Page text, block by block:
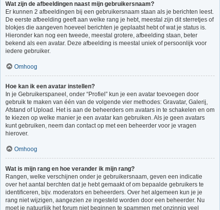
Wat zijn de afbeeldingen naast mijn gebruikersnaam?
Er kunnen 2 afbeeldingen bij een gebruikersnaam staan als je berichten leest.
De eerste afbeelding geeft aan welke rang je hebt, meestal zijn dit sterretjes of
blokjes die aangeven hoeveel berichten je geplaatst hebt of wat je status is.
Hieronder kan nog een tweede, meestal grotere, afbeelding staan, beter
bekend als een avatar. Deze afbeelding is meestal uniek of persoonlijk voor
iedere gebruiker.
Omhoog
Hoe kan ik een avatar instellen?
In je Gebruikerspaneel, onder “Profiel” kun je een avatar toevoegen door
gebruik te maken van één van de volgende vier methodes: Gravatar, Galerij,
Afstand of Upload. Het is aan de beheerders om avatars in te schakelen en om
te kiezen op welke manier je een avatar kan gebruiken. Als je geen avatars
kunt gebruiken, neem dan contact op met een beheerder voor je vragen
hierover.
Omhoog
Wat is mijn rang en hoe verander ik mijn rang?
Rangen, welke verschijnen onder je gebruikersnaam, geven een indicatie
over het aantal berchten dat je hebt gemaakt of om bepaalde gebruikers te
identificeren, bijv. moderators en beheerders. Over het algemeen kun je je
rang niet wijzigen, aangezien ze ingesteld worden door een beheerder. Nu
moet je natuurlijk het forum niet beginnen te spammen met onzinnig veel